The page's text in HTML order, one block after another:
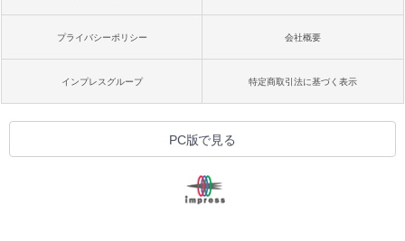
プライバシーポリシー 会社概要
インプレスグループ 特定商取引法に基づく表示
PC版で見る